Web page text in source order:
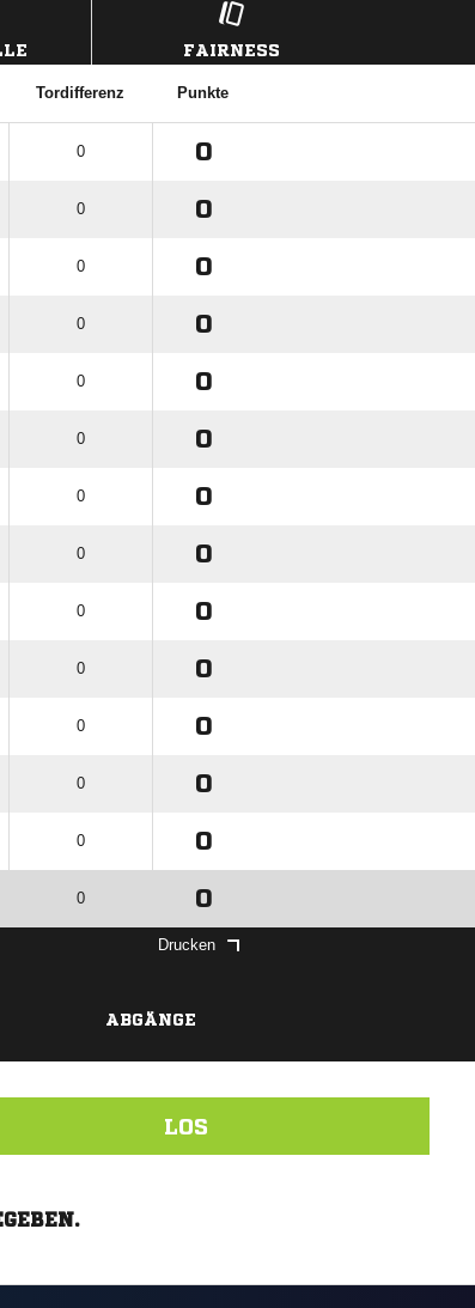
FAIRNESS
Tordifferenz Punkte
0 0
0 0
0 0
0 0
0 0
0 0
0 0
0 0
0 0
0 0
0 0
0 0
0 0
0 0
Drucken
ABGÄNGE
LOS